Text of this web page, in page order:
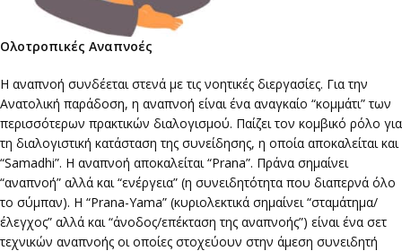
Ολοτροπικές Αναπνοές
H αναπνοή συνδέεται στενά με τις νοητικές διεργασίες. Για την
Ανατολική παράδοση, η αναπνοή είναι ένα αναγκαίο “κομμάτι” των
περισσότερων πρακτικών διαλογισμού. Παίζει τον κομβικό ρόλο για
τη διαλογιστική κατάσταση της συνείδησης, η οποία αποκαλείται και
“Samadhi”. Η αναπνοή αποκαλείται “Prana”. Πράνα σημαίνει
“αναπνοή” αλλά και “ενέργεια” (η συνειδητότητα που διαπερνά όλο
το σύμπαν). Η “Prana-Yama” (κυριολεκτικά σημαίνει “σταμάτημα/
έλεγχος” αλλά και “άνοδος/επέκταση της αναπνοής”) είναι ένα σετ
τεχνικών αναπνοής οι οποίες στοχεύουν στην άμεση συνειδητή